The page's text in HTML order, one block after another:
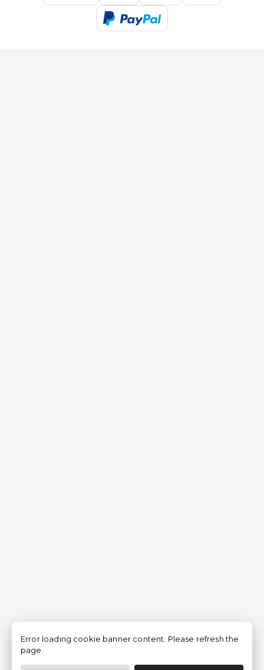
Filtro
Error loading cookie banner content. Please refresh the
page.